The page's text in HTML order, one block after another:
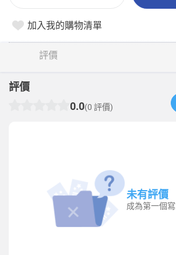
加入我的購物清單
評價
評價
0.0(0 評價)
未有評價
成為第一個